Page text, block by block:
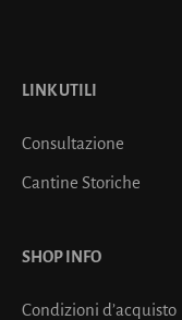
LINK UTILI
Consultazione
Cantine Storiche
SHOP INFO
Condizioni d’acquisto